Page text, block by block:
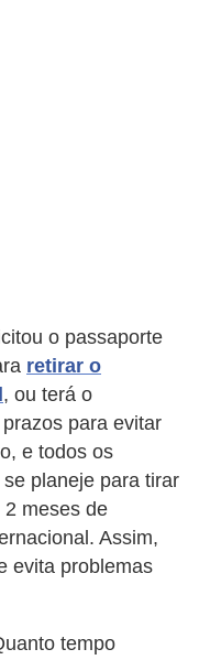
o passaporte
retirar o
, ou terá o
para evitar
e todos os
planeje para tirar
meses de
Assim,
evita problemas
tempo